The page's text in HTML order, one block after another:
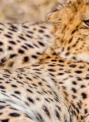
nelParco Nazionale
Savuti è il luogo